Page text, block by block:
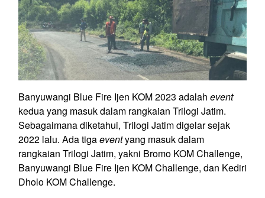
Banyuwangi Blue Fire Ijen KOM 2023 adalah event
kedua yang masuk dalam rangkaian Trilogi Jatim.
Sebagaimana diketahui, Trilogi Jatim digelar sejak
2022 lalu. Ada tigaeventyang masuk dalam
rangkaian Trilogi Jatim, yakni Bromo KOM Challenge,
Banyuwangi Blue Fire Ijen KOM Challenge, dan Kediri
Dholo KOM Challenge.